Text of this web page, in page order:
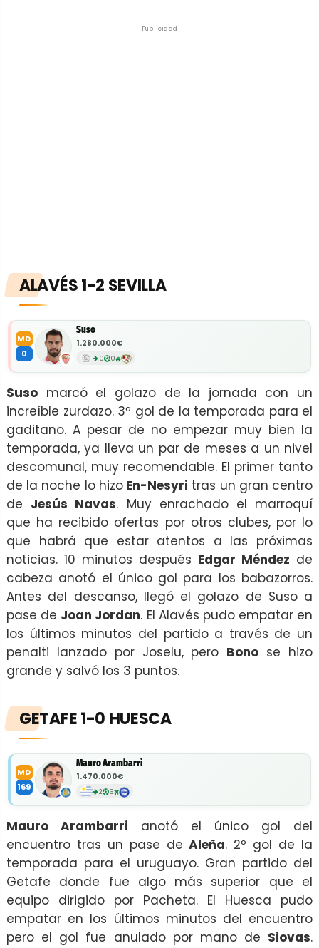
Publicidad
ALAVÉS 1-2 SEVILLA
MD
0
Suso
1.280.000€
0 0
Suso marcó el golazo de la jornada con un
increíble zurdazo. 3º gol de la temporada para el
gaditano. A pesar de no empezar muy bien la
temporada, ya lleva un par de meses a un nivel
descomunal, muy recomendable. El primer tanto
de la noche lo hizoEn-Nesyri tras un gran centro
de Jesús Navas. Muy enrachado el marroquí
que ha recibido ofertas por otros clubes, por lo
que habrá que estar atentos a las próximas
noticias. 10 minutos después Edgar Méndez de
cabeza anotó el único gol para los babazorros.
Antes del descanso, llegó el golazo de Suso a
pase de Joan Jordan. El Alavés pudo empatar en
los últimos minutos del partido a través de un
penalti lanzado por Joselu, pero Bono se hizo
grande y salvó los 3 puntos.
GETAFE 1-0 HUESCA
MD
169
Mauro Arambarri
1.470.000€
2 6
Mauro Arambarri anotó el único gol del
encuentro tras un pase deAleña. 2º gol de la
temporada para el uruguayo. Gran partido del
Getafe donde fue algo más superior que el
equipo dirigido por Pacheta. El Huesca pudo
empatar en los últimos minutos del encuentro
pero el gol fue anulado por mano de Siovas.